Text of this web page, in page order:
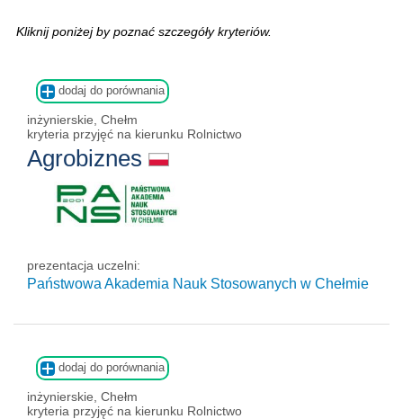
Kliknij poniżej by poznać szczegóły kryteriów.
dodaj do porównania
inżynierskie, Chełm
kryteria przyjęć na kierunku Rolnictwo
Agrobiznes
prezentacja uczelni:
Państwowa Akademia Nauk Stosowanych w Chełmie
dodaj do porównania
inżynierskie, Chełm
kryteria przyjęć na kierunku Rolnictwo